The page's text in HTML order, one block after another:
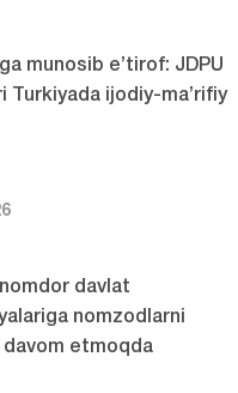
munosib e’tirof: JDPU
Turkiyada ijodiy-ma’rifiy
davlat
nomzodlarni
davom etmoqda